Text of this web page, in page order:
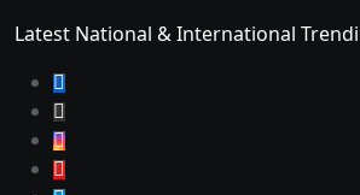
Latest National & International